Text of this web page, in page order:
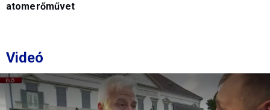
atomerőművet
Videó